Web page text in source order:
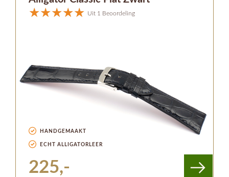
Uit 1 Beoordeling
HANDGEMAAKT
ECHT ALLIGATORLEER
225,-